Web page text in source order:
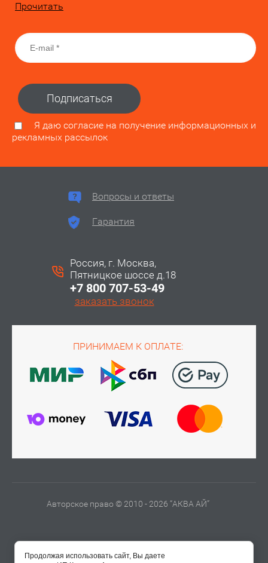
Прочитать
Подписаться
Я даю согласие на получение информационных и
рекламных рассылок
Вопросы и ответы
Гарантия
Россия, г. Москва,
Пятницкое шоссе д.18
+7 800 707-53-49
заказать звонок
ПРИНИМАЕМ К ОПЛАТЕ:
Авторское право © 2010 - 2026 “АКВА АЙ”
Продолжая использовать сайт, Вы даете